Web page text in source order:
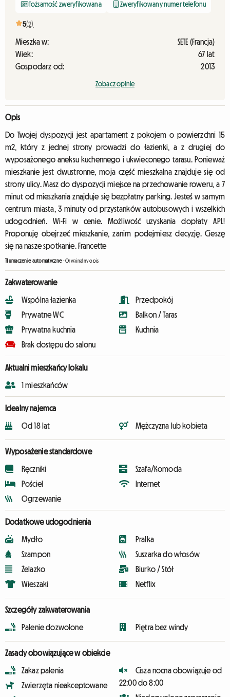
Tożsamość zweryfikowana Zweryfikowany numer telefonu
5(2)
Mieszka w:
SETE (Francja)
Wiek:
67 lat
Gospodarz od:
2013
Zobacz opinie
Opis
Do Twojej dyspozycji jest apartament z pokojem o powierzchni 15
m2, który z jednej strony prowadzi do łazienki, a z drugiej do
wyposażonego aneksu kuchennego i ukwieconego tarasu. Ponieważ
mieszkanie jest dwustronne, moja część mieszkalna znajduje się od
strony ulicy. Masz do dyspozycji miejsce na przechowanie roweru, a 7
minut od mieszkania znajduje się bezpłatny parking. Jesteś w samym
centrum miasta, 3 minuty od przystanków autobusowych i wszelkich
udogodnień. Wi-Fi w cenie. Możliwość uzyskania dopłaty APL!
Proponuję obejrzeć mieszkanie, zanim podejmiesz decyzję. Cieszę
się na nasze spotkanie. Francette
Tłumaczenie automatyczne-Oryginalny opis
Zakwaterowanie
Wspólna łazienka
Prywatne WC
Prywatna kuchnia
Brak dostępu do salonu
Przedpokój
Balkon / Taras
Kuchnia
Aktualni mieszkańcy lokalu
1 mieszkańców
Idealny najemca
Od 18 lat Mężczyzna lub kobieta
Wyposażenie standardowe
Ręczniki
Pościel
Ogrzewanie
Szafa/Komoda
Internet
Dodatkowe udogodnienia
Mydło
Szampon
Żelazko
Wieszaki
Pralka
Suszarka do włosów
Biurko / Stół
Netflix
Szczegóły zakwaterowania
Palenie dozwolone Piętra bez windy
Zasady obowiązujące w obiekcie
Zakaz palenia
Zwierzęta nieakceptowane
Cisza nocna obowiązuje od
22:00 do 8:00